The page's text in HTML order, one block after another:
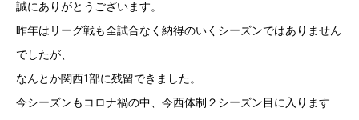
誠にありがとうございます。
昨年はリーグ戦も全試合なく納得のいくシーズンではありません
でしたが、
なんとか関西1部に残留できました。
今シーズンもコロナ禍の中、今西体制２シーズン目に入ります